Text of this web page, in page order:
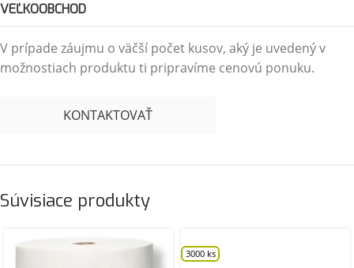
VEĽKOOBCHOD
V prípade záujmu o väčší počet kusov, aký je uvedený v
možnostiach produktu ti pripravíme cenovú ponuku.
KONTAKTOVAŤ
Súvisiace produkty
3000 ks